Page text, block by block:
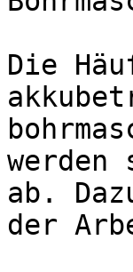
Die
ab.
der